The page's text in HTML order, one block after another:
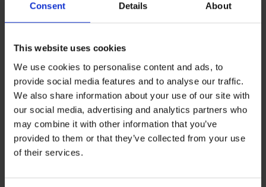
Consent Details About
This website uses cookies
We use cookies to personalise content and ads, to
provide social media features and to analyse our traffic.
We also share information about your use of our site with
our social media, advertising and analytics partners who
may combine it with other information that you’ve
provided to them or that they’ve collected from your use
of their services.
30,80 € 76,99 €
Korting
56,49 € Oorspronkelijke prijs
112,99 €